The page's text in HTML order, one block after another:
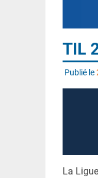
TIL
Publié le
La